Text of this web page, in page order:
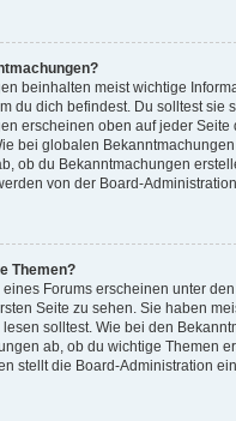
beinhalten meist wichtige
du dich befindest. Du solltest sie
erscheinen oben auf jeder Seite
bei globalen
ob du Bekanntmachungen
von der Board-
Themen?
Forums erscheinen unter
Seite zu sehen. Sie haben
solltest. Wie bei den
ab, ob du wichtige Themen
stellt die Board-Administration